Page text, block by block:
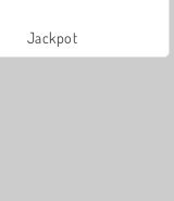
Jackpot